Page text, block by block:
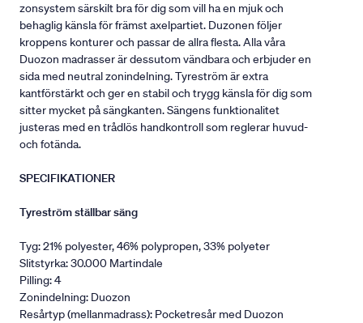
zonsystem särskilt bra för dig som vill ha en mjuk och
behaglig känsla för främst axelpartiet. Duzonen följer
kroppens konturer och passar de allra flesta. Alla våra
Duozon madrasser är dessutom vändbara och erbjuder en
sida med neutral zonindelning. Tyreström är extra
kantförstärkt och ger en stabil och trygg känsla för dig som
sitter mycket på sängkanten. Sängens funktionalitet
justeras med en trådlös handkontroll som reglerar huvud-
och fotända.
SPECIFIKATIONER
Tyreström ställbar säng
Tyg: 21% polyester, 46% polypropen, 33% polyeter
Slitstyrka: 30.000 Martindale
Pilling: 4
Zonindelning: Duozon
Resårtyp (mellanmadrass): Pocketresår med Duozon